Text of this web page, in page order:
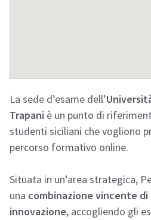
La sede d’esame dell’
Trapani è un punto di
studenti siciliani che vogliono
percorso formativo online.
Situata in un’area strategica,
una combinazione vincente
innovazione, accogliendo gli